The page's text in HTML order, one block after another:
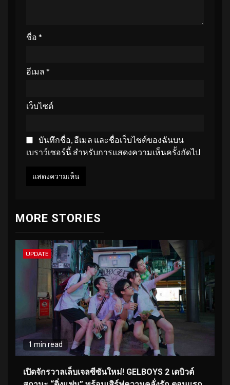
ชื่อ *
อีเมล *
เว็บไซต์
บันทึกชื่อ, อีเมล และชื่อเว็บไซต์ของฉันบน
เบราว์เซอร์นี้ สำหรับการแสดงความเห็นครั้งถัดไป
MORE STORIES
UPDATE
1 min read
เปิดจักรวาลเล็บเจลซีซันใหม่! GELBOYS 2 เดบิวต์